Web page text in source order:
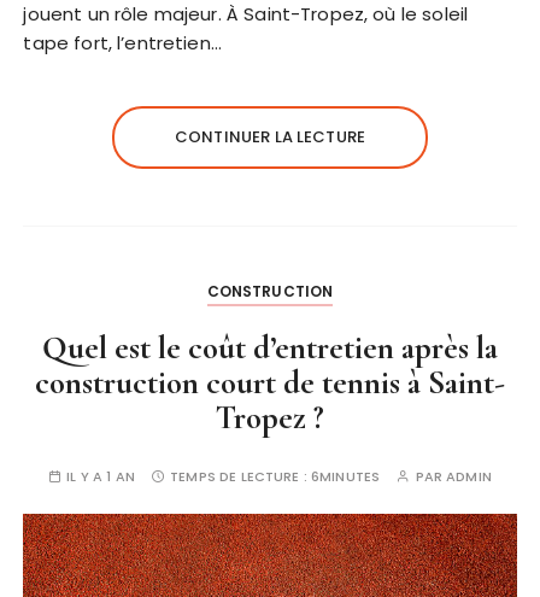
jouent un rôle majeur. À Saint-Tropez, où le soleil
tape fort, l’entretien…
CONTINUER LA LECTURE
CONSTRUCTION
Quel est le coût d’entretien après la
construction court de tennis à Saint-
Tropez ?
IL Y A 1 AN TEMPS DE LECTURE :6MINUTES PARADMIN